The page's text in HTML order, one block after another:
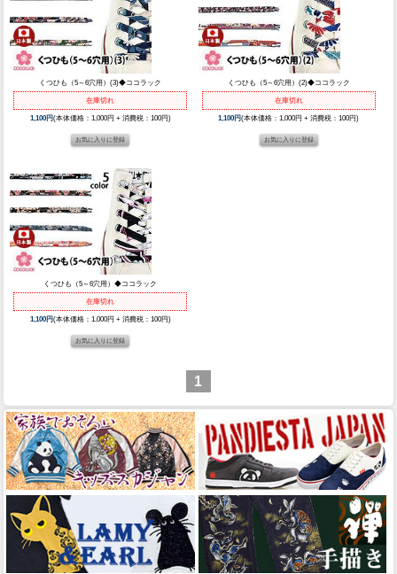
くつひも（5～6穴用）(3)◆ココラック
在庫切れ
1,100円(本体価格：1,000円 + 消費税：100円)
くつひも（5～6穴用）(2)◆ココラック
在庫切れ
1,100円(本体価格：1,000円 + 消費税：100円)
くつひも（5～6穴用）◆ココラック
在庫切れ
1,100円(本体価格：1,000円 + 消費税：100円)
1